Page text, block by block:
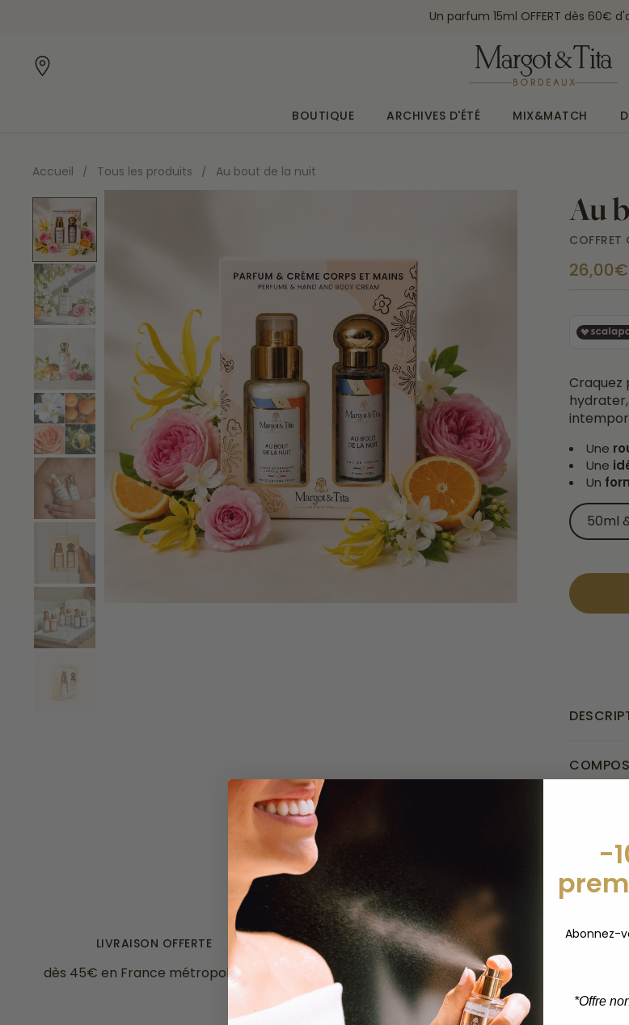
Un parfum 15ml OFFERT dès 60€
BOUTIQUE ARCHIVES D'ÉTÉ MIX&MATCH
Accueil / Tous les produits / Au bout de la nuit
Au
COFFRET
26,00€
Craquez
Une
Une
Un
50ml
LIVRAISON OFFERTE
dès 45€ en France métropolitaine
PAIEMENT SÉCURISÉ
CB, Visa, Mastercard, Paypal
-
Abonnez-
*Offre